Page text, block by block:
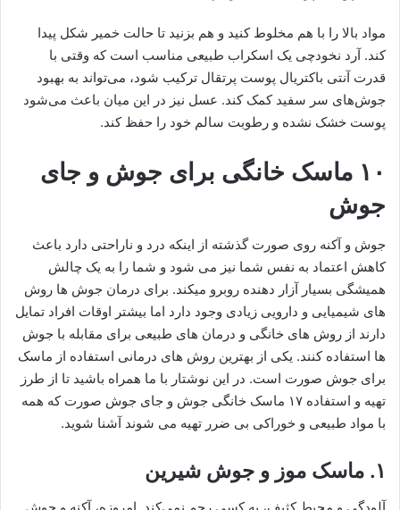
مواد بالا را با هم مخلوط کنید و هم بزنید تا حالت خمیر شکل پیدا
کند. آرد نخودچی یک اسکراب طبیعی مناسب است که وقتی با
قدرت آنتی باکتریال پوست پرتقال ترکیب شود، می‌تواند به بهبود
جوش‌های سر سفید کمک کند. عسل نیز در این میان باعث می‌شود
پوست خشک نشده و رطوبت سالم خود را حفظ کند.
۱۰ ماسک خانگی برای جوش و جای
جوش
جوش و آکنه روی صورت گذشته از اینکه درد و ناراحتی دارد باعث
کاهش اعتماد به نفس شما نیز می شود و شما را به یک چالش
همیشگی بسیار آزار دهنده روبرو میکند. برای درمان جوش ها روش
های شیمیایی و دارویی زیادی وجود دارد اما بیشتر اوقات افراد تمایل
دارند از روش های خانگی و درمان های طبیعی برای مقابله با جوش
ها استفاده کنند. یکی از بهترین روش های درمانی استفاده از ماسک
برای جوش صورت است. در این نوشتار با ما همراه باشید تا از طرز
تهیه و استفاده ۱۷ ماسک خانگی جوش و جای جوش صورت که همه
با مواد طبیعی و خوراکی بی ضرر تهیه می شوند آشنا شوید.
۱. ماسک موز و جوش شیرین